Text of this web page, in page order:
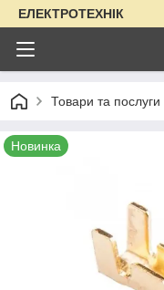
ЕЛЕКТРОТЕХНІК
Товари та послуги
Новинка